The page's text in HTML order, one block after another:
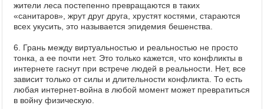
жители леса постепенно превращаются в таких
«санитаров», жрут друг друга, хрустят костями, стараются
всех укусить, это называется эпидемия бешенства.
6. Грань между виртуальностью и реальностью не просто
тонка, а ее почти нет. Это только кажется, что конфликты в
интернете гаснут при встрече людей в реальности. Нет, все
зависит только от силы и длительности конфликта. То есть
любая интернет-война в любой момент может превратиться
в войну физическую.